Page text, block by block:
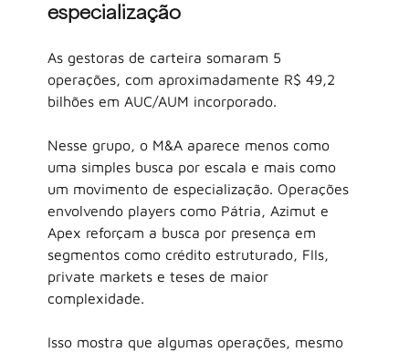
especialização
As gestoras de carteira somaram 5
operações, com aproximadamente R$ 49,2
bilhões em AUC/AUM incorporado.
Nesse grupo, o M&A aparece menos como
uma simples busca por escala e mais como
um movimento de especialização. Operações
envolvendo players como Pátria, Azimut e
Apex reforçam a busca por presença em
segmentos como crédito estruturado, FIIs,
private markets e teses de maior
complexidade.
Isso mostra que algumas operações, mesmo